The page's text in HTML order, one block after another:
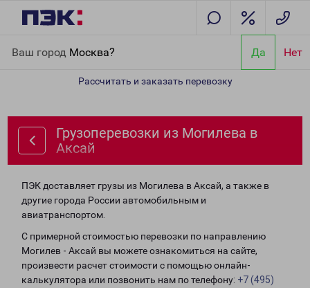
Ваш город Москва? Да Нет
Рассчитать и заказать перевозку
Грузоперевозки из Могилева в
Аксай
ПЭК доставляет грузы из Могилева в Аксай, а также в
другие города России автомобильным и
авиатранспортом.
С примерной стоимостью перевозки по направлению
Могилев - Аксай вы можете ознакомиться на сайте,
произвести расчет стоимости с помощью онлайн-
калькулятора или позвонить нам по телефону: +7 (495)